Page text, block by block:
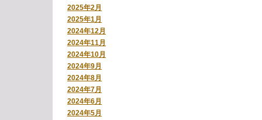
2025年2月
2025年1月
2024年12月
2024年11月
2024年10月
2024年9月
2024年8月
2024年7月
2024年6月
2024年5月